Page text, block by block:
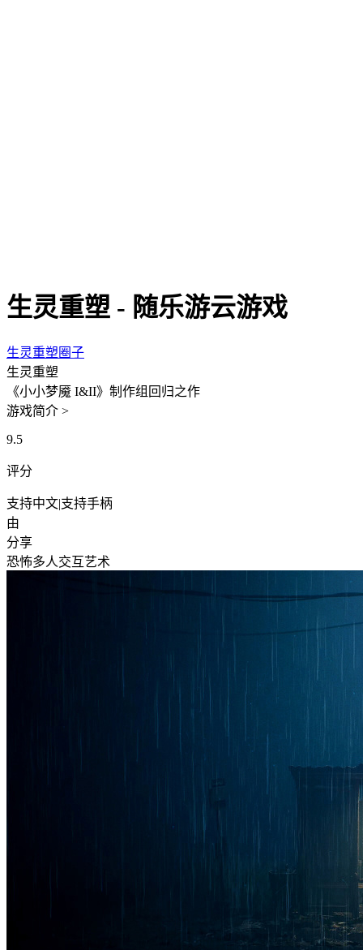
生灵重塑 - 随乐游云游戏
生灵重塑圈子
生灵重塑
《小小梦魇 I&II》制作组回归之作
游戏简介 >
9.5
评分
支持中文|支持手柄
由
分享
恐怖多人交互艺术